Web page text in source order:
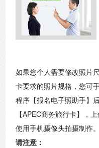
如果您个人需要修改照片
卡要求的照片规格，您可
程序【报名电子照助手】
【APEC商务旅行卡】，
使用手机摄像头拍摄制作。
请注意：